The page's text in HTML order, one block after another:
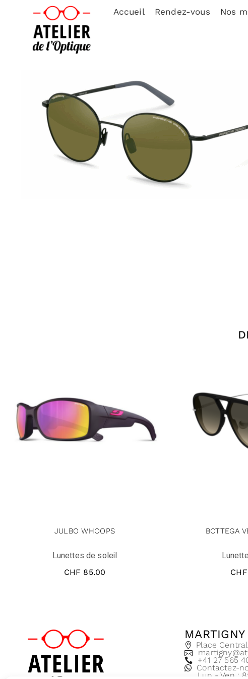
Accueil Rendez-vous Nos
JULBO WHOOPS
Lunettes de soleil
CHF 85.00
BOTTEGA
CHF
MARTIGNY
Place
+41 27 565
Contactez-
Lun - Ven :